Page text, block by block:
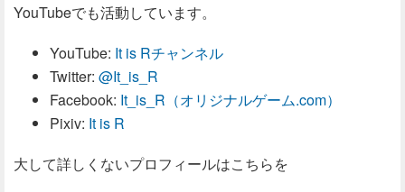
YouTubeでも活動しています。
YouTube: It is Rチャンネル
Twitter: @It_is_R
Facebook: It_is_R（オリジナルゲーム.com）
Pixiv: It is R
大して詳しくないプロフィールはこちらを